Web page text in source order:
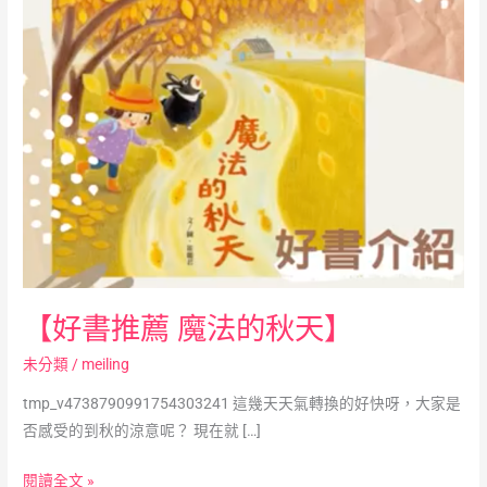
【好書推薦 魔法的秋天】
未分類 / meiling
tmp_v4738790991754303241 這幾天天氣轉換的好快呀，大家是
否感受的到秋的涼意呢？ 現在就 […]
秋
天】
閱讀全文 »